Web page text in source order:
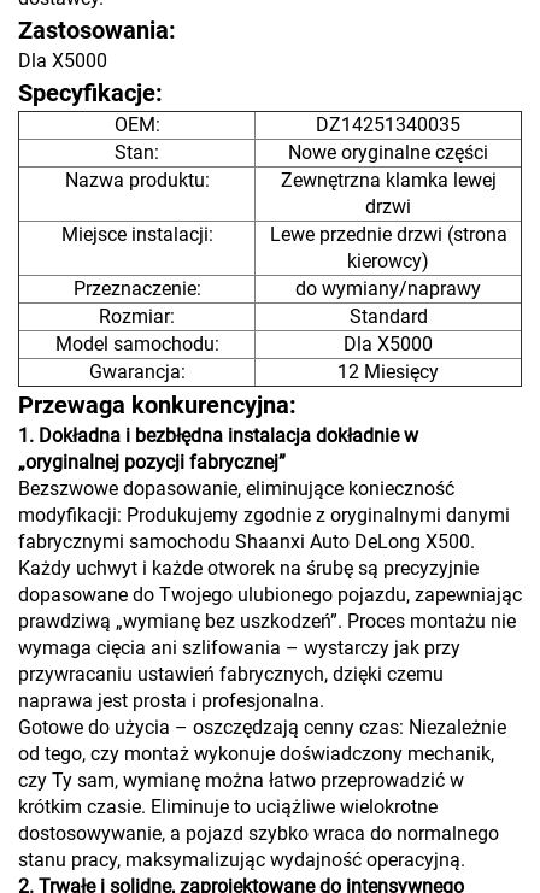
Zastosowania:
Dla X5000
Specyfikacje:
OEM:
DZ14251340035
Stan:
Nowe oryginalne części
Nazwa produktu:
Zewnętrzna klamka lewej
drzwi
Miejsce instalacji:
Lewe przednie drzwi (strona
kierowcy)
Przeznaczenie:
do wymiany/naprawy
Rozmiar:
Standard
Model samochodu:
Dla X5000
Gwarancja:
12 Miesięcy
Przewaga konkurencyjna:
1. Dokładna i bezbłędna instalacja dokładnie w
„oryginalnej pozycji fabrycznej”
Bezszwowe dopasowanie, eliminujące konieczność
modyfikacji: Produkujemy zgodnie z oryginalnymi danymi
fabrycznymi samochodu Shaanxi Auto DeLong X500.
Każdy uchwyt i każde otworek na śrubę są precyzyjnie
dopasowane do Twojego ulubionego pojazdu, zapewniając
prawdziwą „wymianę bez uszkodzeń”. Proces montażu nie
wymaga cięcia ani szlifowania – wystarczy jak przy
przywracaniu ustawień fabrycznych, dzięki czemu
naprawa jest prosta i profesjonalna.
Gotowe do użycia – oszczędzają cenny czas: Niezależnie
od tego, czy montaż wykonuje doświadczony mechanik,
czy Ty sam, wymianę można łatwo przeprowadzić w
krótkim czasie. Eliminuje to uciążliwe wielokrotne
dostosowywanie, a pojazd szybko wraca do normalnego
stanu pracy, maksymalizując wydajność operacyjną.
2. Trwałe i solidne, zaprojektowane do intensywnego